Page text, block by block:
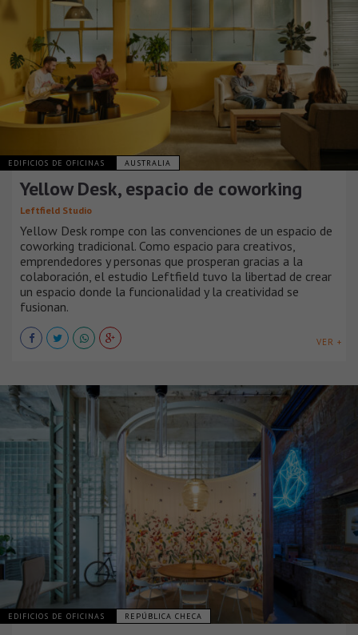
EDIFICIOS DE OFICINAS AUSTRALIA
Yellow Desk, espacio de coworking
Leftfield Studio
Yellow Desk rompe con las convenciones de un espacio de
coworking tradicional. Como espacio para creativos,
emprendedores y personas que prosperan gracias a la
colaboración, el estudio Leftfield tuvo la libertad de crear
un espacio donde la funcionalidad y la creatividad se
fusionan.
VER +
EDIFICIOS DE OFICINAS REPÚBLICA CHECA